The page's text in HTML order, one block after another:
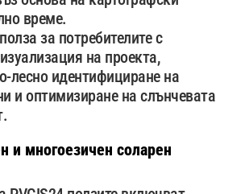
време.
за потребителите с
на проекта,
лесно идентифициране на
и оптимизиране на слънчевата
и многоезичен соларен